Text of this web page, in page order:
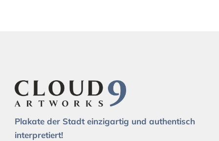
Plakate der Stadt einzigartig und authentisch
interpretiert!